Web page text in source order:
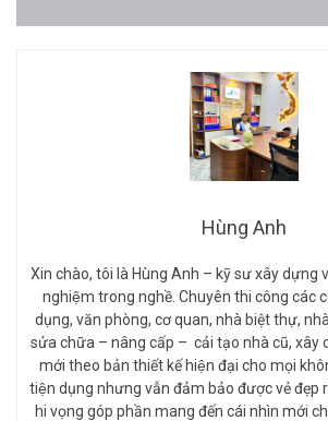
Hùng Anh
Xin chào, tôi là Hùng Anh – kỹ sư xây dựng
nghiệm trong nghề. Chuyên thi công các
dụng, văn phòng, cơ quan, nhà biệt thự,
sửa chữa – nâng cấp – cải tạo nhà cũ, xây
mới theo bản thiết kế hiện đại cho mọi
tiện dụng nhưng vẫn đảm bảo được vẻ đẹp
hi vọng góp phần mang đến cái nhìn mới